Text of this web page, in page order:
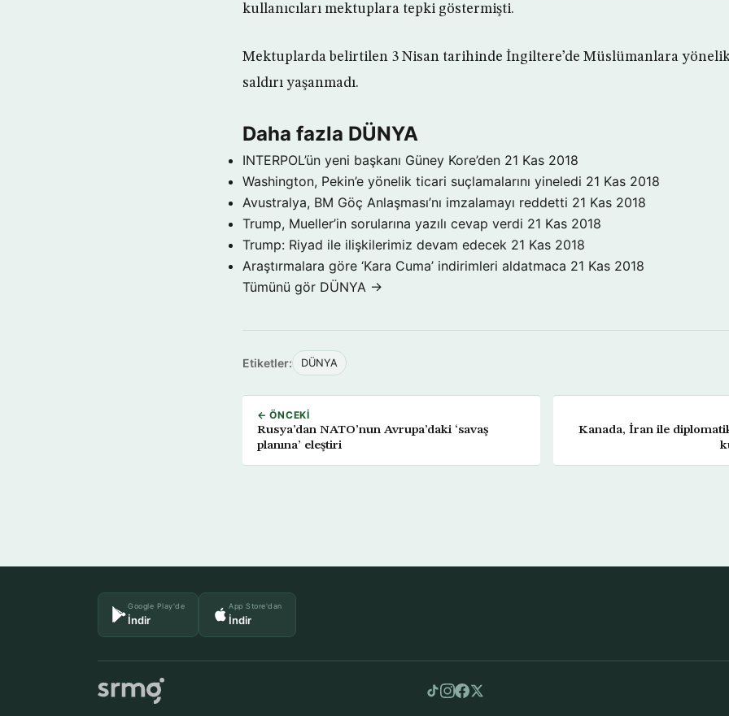
kullanıcıları mektuplara tepki göstermişti.
Mektuplarda belirtilen 3 Nisan tarihinde İngiltere’de Müslümanlara
saldırı yaşanmadı.
Daha fazla DÜNYA
INTERPOL’ün yeni başkanı Güney Kore’den 21 Kas 2018
Washington, Pekin’e yönelik ticari suçlamalarını yineledi 21 Kas 2018
Avustralya, BM Göç Anlaşması’nı imzalamayı reddetti 21 Kas 2018
Trump, Mueller’in sorularına yazılı cevap verdi 21 Kas 2018
Trump: Riyad ile ilişkilerimiz devam edecek 21 Kas 2018
Araştırmalara göre ‘Kara Cuma’ indirimleri aldatmaca 21 Kas 2018
Tümünü gör DÜNYA →
Etiketler: DÜNYA
← ÖNCEKI
Rusya’dan NATO’nun Avrupa’daki ‘savaş
planına’ eleştiri
Kanada, İran ile
Google Play'de
İndir
App Store'dan
İndir